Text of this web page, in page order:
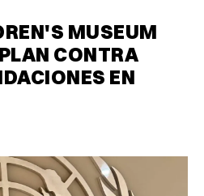
MUSEUM
CONTRA
EN